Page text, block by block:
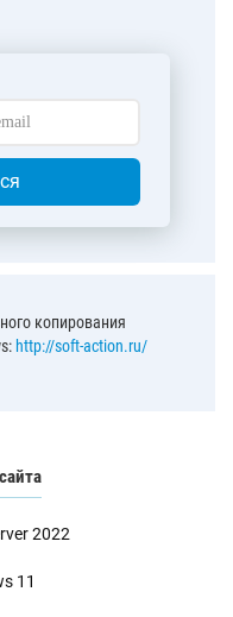
копирования
http://soft-action.ru/
2022
11